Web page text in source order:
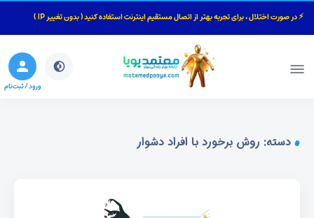
⚡ در صورت اختلال ، برای تجربه بهتر از اتصال مستقیم اینترنت استفاده کنید ( بدون تغییر IP )
ورود / ثبت‌نام
جستجو
دسته: روش برخورد با افراد دشوار
بستن